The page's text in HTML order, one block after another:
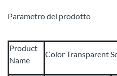
Parametro del prodotto
Product
Name
Color Transparent